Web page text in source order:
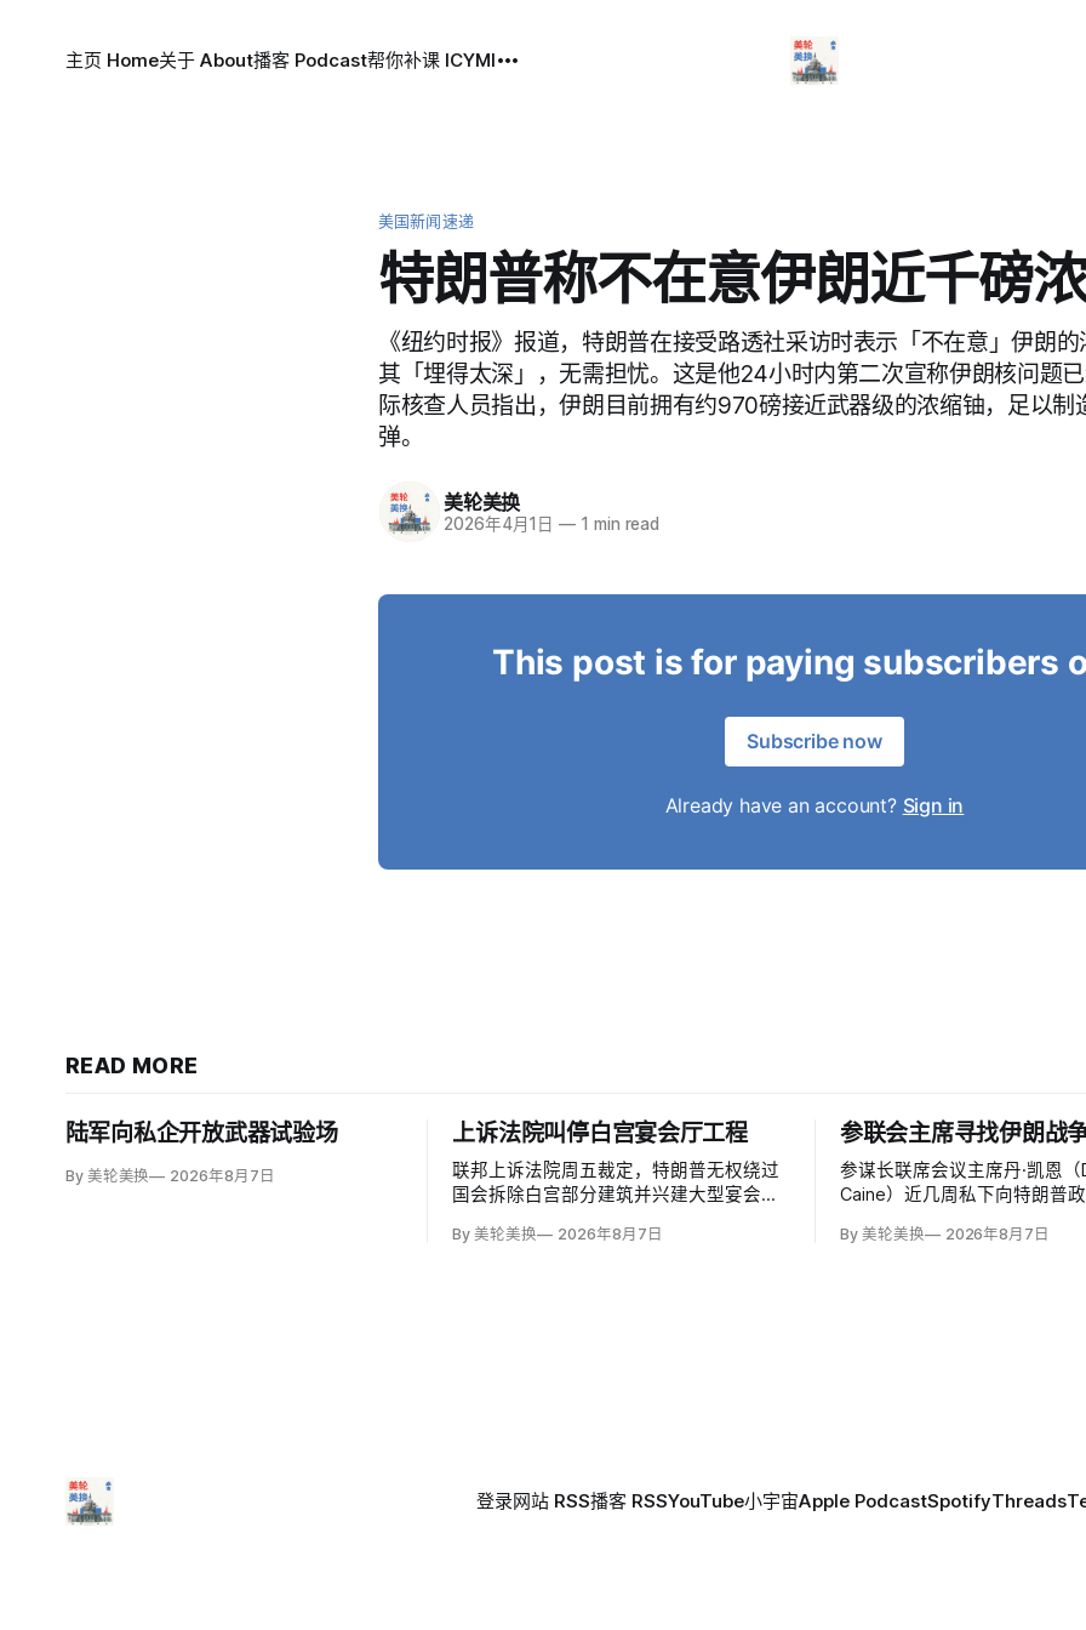
主页 Home关于 About播客 Podcast帮你补课 ICYMI
美国新闻速递
特朗普称不在意伊朗近千磅
《纽约时报》报道，特朗普在接受路透社采访时表示「不在意」伊朗
其「埋得太深」，无需担忧。这是他24小时内第二次宣称伊朗核问题
际核查人员指出，伊朗目前拥有约970磅接近武器级的浓缩铀，足以制
弹。
美轮美换
2026年4月1日 — 1 min read
This post is for paying subscribers
Subscribe now
Already have an account? Sign in
READ MORE
陆军向私企开放武器试验场
By 美轮美换 2026年8月7日
上诉法院叫停白宫宴会厅工程
联邦上诉法院周五裁定，特朗普无权绕过
国会拆除白宫部分建筑并兴建大型宴会
奥巴马任命的帕特里夏·米利特法官
By 美轮美换 2026年8月7日
参联会主席寻找伊朗战
参谋长联席会议主席丹·凯恩（
Caine）近几周私下向特朗普
战争寻找「退路」：现有升级
By 美轮美换 2026年8月7日
登录网站 RSS播客 RSSYouTube小宇宙Apple PodcastSpotifyThreads